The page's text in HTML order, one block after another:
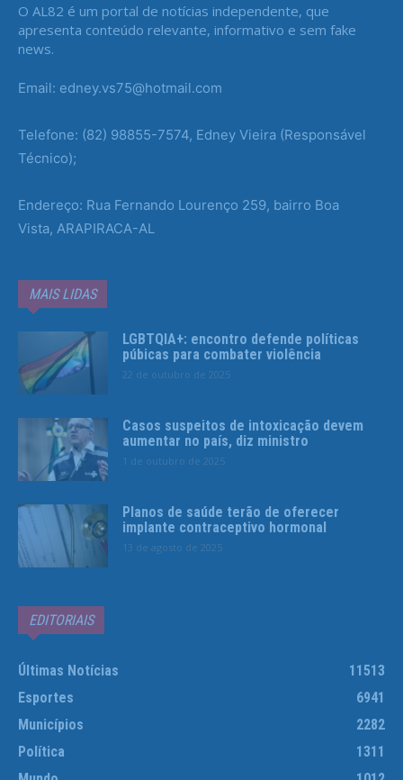
O AL82 é um portal de notícias independente, que
apresenta conteúdo relevante, informativo e sem fake
news.
Email: edney.vs75@hotmail.com
Telefone: (82) 98855-7574, Edney Vieira (Responsável
Técnico);
Endereço: Rua Fernando Lourenço 259, bairro Boa
Vista, ARAPIRACA-AL
MAIS LIDAS
LGBTQIA+: encontro defende políticas
púbicas para combater violência
22 de outubro de 2025
Casos suspeitos de intoxicação devem
aumentar no país, diz ministro
1 de outubro de 2025
Planos de saúde terão de oferecer
implante contraceptivo hormonal
13 de agosto de 2025
EDITORIAIS
Últimas Notícias
11513
Esportes
6941
Municípios
2282
Política
1311